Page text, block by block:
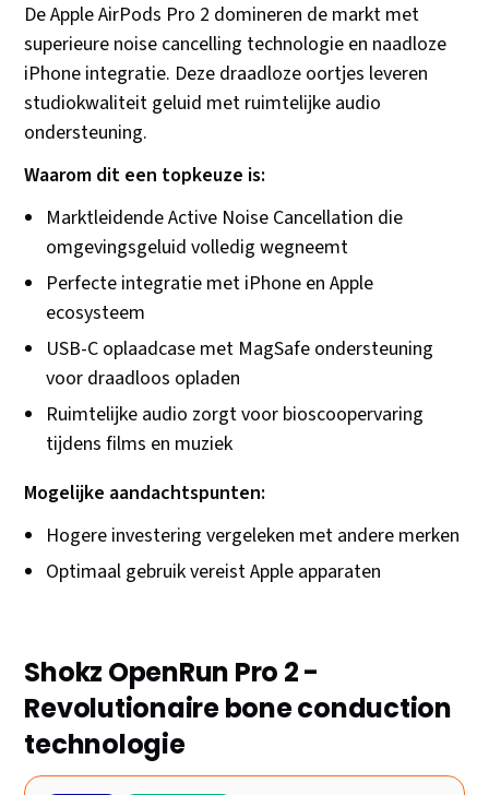
De Apple AirPods Pro 2 domineren de markt met
superieure noise cancelling technologie en naadloze
iPhone integratie. Deze draadloze oortjes leveren
studiokwaliteit geluid met ruimtelijke audio
ondersteuning.
Waarom dit een topkeuze is:
Marktleidende Active Noise Cancellation die
omgevingsgeluid volledig wegneemt
Perfecte integratie met iPhone en Apple
ecosysteem
USB-C oplaadcase met MagSafe ondersteuning
voor draadloos opladen
Ruimtelijke audio zorgt voor bioscoopervaring
tijdens films en muziek
Mogelijke aandachtspunten:
Hogere investering vergeleken met andere merken
Optimaal gebruik vereist Apple apparaten
Shokz OpenRun Pro 2 -
Revolutionaire bone conduction
technologie